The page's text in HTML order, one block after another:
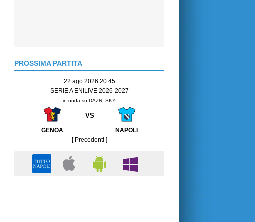
PROSSIMA PARTITA
22 ago 2026 20:45
SERIE A ENILIVE 2026-2027
in onda su DAZN, SKY
VS
GENOA
NAPOLI
[ Precedenti ]